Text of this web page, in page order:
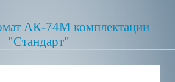
АК-74М комплектации
"Стандарт"